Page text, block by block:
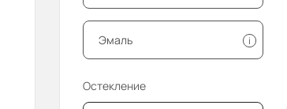
Эмаль i
Остекление